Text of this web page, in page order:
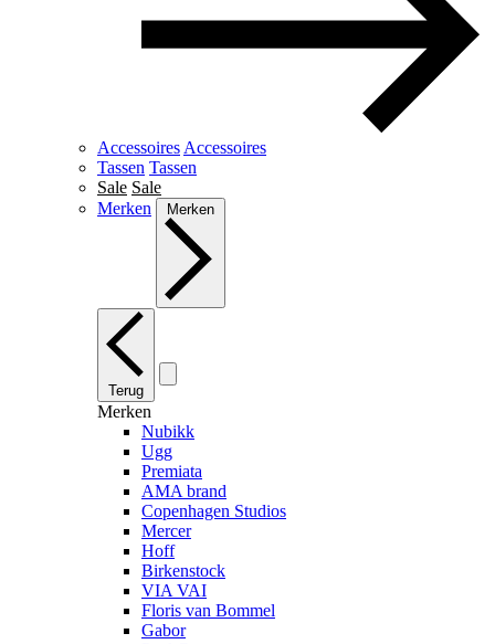
Accessoires Accessoires
Tassen Tassen
Sale Sale
Merken
Merken
Terug
Merken
Nubikk
Ugg
Premiata
AMA brand
Copenhagen Studios
Mercer
Hoff
Birkenstock
VIA VAI
Floris van Bommel
Gabor